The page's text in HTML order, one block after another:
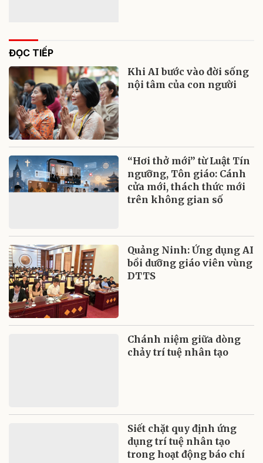
ĐỌC TIẾP
Khi AI bước vào đời sống
nội tâm của con người
“Hơi thở mới” từ Luật Tín
ngưỡng, Tôn giáo: Cánh
cửa mới, thách thức mới
trên không gian số
Quảng Ninh: Ứng dụng AI
bồi dưỡng giáo viên vùng
DTTS
Chánh niệm giữa dòng
chảy trí tuệ nhân tạo
Siết chặt quy định ứng
dụng trí tuệ nhân tạo
trong hoạt động báo chí